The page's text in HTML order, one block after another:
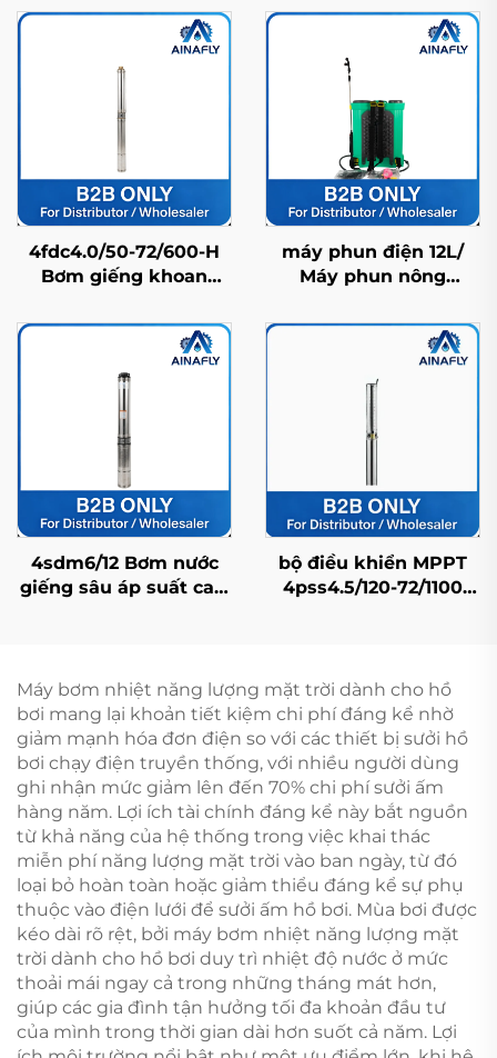
4fdc4.0/50-72/600-H
Bơm giếng khoan
bằng thép không gỉ
bền bỉ, tuổi thọ cao và
giá nhà máy
máy phun điện 12L/
Máy phun nông
đồng ruộng/ Máy phun
thuốc trừ sâu/ Máy
phun áp lực cao
4sdm6/12 Bơm nước
giếng sâu áp suất cao,
dụng
bộ điều khiển MPPT
4pss4.5/120-72/1100
nước sinh hoạt gia
đình
Máy bơm nhiệt năng lượng mặt trời dành cho hồ
bơi mang lại khoản tiết kiệm chi phí đáng kể nhờ
giảm mạnh hóa đơn điện so với các thiết bị sưởi hồ
bơi chạy điện truyền thống, với nhiều người dùng
ghi nhận mức giảm lên đến 70% chi phí sưởi ấm
hàng năm. Lợi ích tài chính đáng kể này bắt nguồn
từ khả năng của hệ thống trong việc khai thác
miễn phí năng lượng mặt trời vào ban ngày, từ đó
loại bỏ hoàn toàn hoặc giảm thiểu đáng kể sự phụ
thuộc vào điện lưới để sưởi ấm hồ bơi. Mùa bơi được
kéo dài rõ rệt, bởi máy bơm nhiệt năng lượng mặt
trời dành cho hồ bơi duy trì nhiệt độ nước ở mức
thoải mái ngay cả trong những tháng mát hơn,
giúp các gia đình tận hưởng tối đa khoản đầu tư
của mình trong thời gian dài hơn suốt cả năm. Lợi